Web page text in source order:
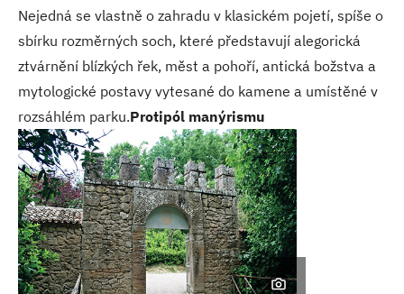
Nejedná se vlastně o zahradu v klasickém pojetí, spíše o
sbírku rozměrných soch, které představují alegorická
ztvárnění blízkých řek, měst a pohoří, antická božstva a
mytologické postavy vytesané do kamene a umístěné v
rozsáhlém parku.Protipól manýrismu